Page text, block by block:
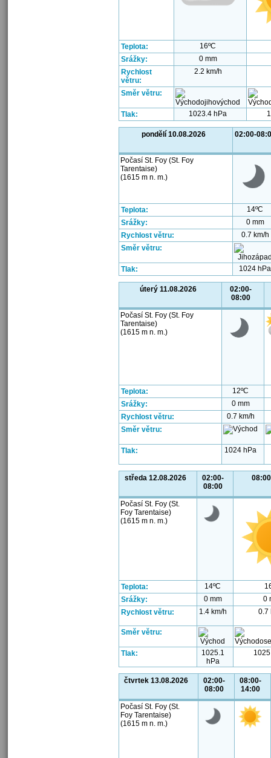
Teplota:
16ºC
Srážky:
0 mm
Rychlost
větru:
2.2 km/h
Směr větru:
Tlak: 1023.4 hPa
pondělí 10.08.2026 02:00-
Počasí St. Foy (St. Foy
Tarentaise)
(1615 m n. m.)
Teplota:
14ºC
Srážky:
0 mm
Rychlost větru:
0.7 km/h
Směr větru:
Tlak: 1024 hPa
úterý 11.08.2026
02:00-
08:00
Počasí St. Foy (St. Foy
Tarentaise)
(1615 m n. m.)
Teplota:
12ºC
Srážky:
0 mm
Rychlost větru:
0.7 km/h
Směr větru:
Tlak: 1024 hPa
středa 12.08.2026
02:00-
08:00
Počasí St. Foy (St.
Foy Tarentaise)
(1615 m n. m.)
Teplota: 14ºC
Srážky:
0 mm
0
Rychlost větru:
1.4 km/h 0.7
Směr větru:
Tlak:
1025.1
hPa
čtvrtek 13.08.2026
02:00-
08:00
08:00-
14:00
Počasí St. Foy (St.
Foy Tarentaise)
(1615 m n. m.)